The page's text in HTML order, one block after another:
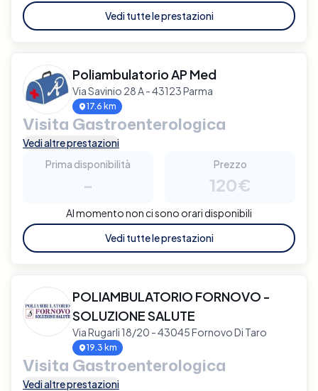
Vedi tutte le prestazioni
Poliambulatorio AP Med
Via Savinio 28 A - 43123 Parma
17.6 km
Visita Gastroenterologica
Vedi altre prestazioni
Prima disponibilità
-
Prezzo
120€
Al momento non ci sono orari disponibili
Vedi tutte le prestazioni
POLIAMBULATORIO FORNOVO -
SOLUZIONE SALUTE
Via Rugarli 18/20 - 43045 Fornovo Di Taro
19.3 km
Visita Gastroenterologica
Vedi altre prestazioni